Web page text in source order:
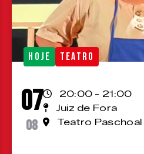
HOJE TEATRO
07
08
20:00 - 21:00
Juiz de Fora
Teatro